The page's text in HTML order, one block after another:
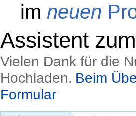
im neuen
Assistent
Vielen Dank für die
Hochladen. Beim
Formular